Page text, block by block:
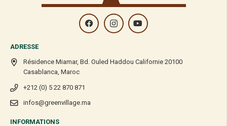
ADRESSE
Résidence Miamar, Bd. Ouled Haddou Californie 20100
Casablanca, Maroc
+212 (0) 5 22 870 871
infos@greenvillage.ma
INFORMATIONS